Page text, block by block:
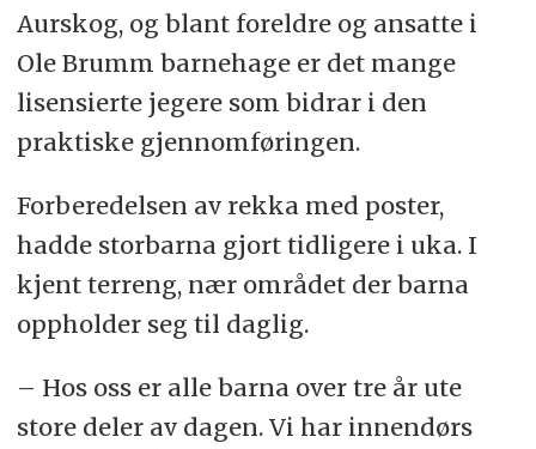
Aurskog, og blant foreldre og ansatte i
Ole Brumm barnehage er det mange
lisensierte jegere som bidrar i den
praktiske gjennomføringen.
Forberedelsen av rekka med poster,
hadde storbarna gjort tidligere i uka. I
kjent terreng, nær området der barna
oppholder seg til daglig.
– Hos oss er alle barna over tre år ute
store deler av dagen. Vi har innendørs